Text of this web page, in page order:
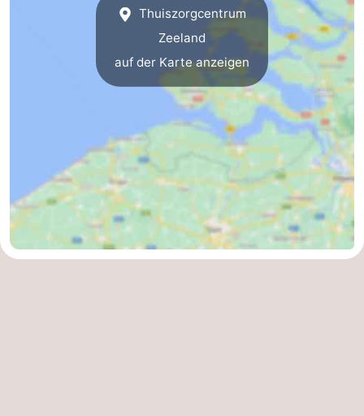
Thuiszorgcentrum
Zeeland
auf der Karte anzeigen